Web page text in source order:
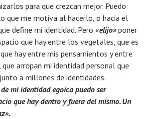
para que crezcan mejor. Puedo
que me motiva al hacerlo, o hacia el
define mi identidad. Pero «elijo»poner
que hay entre los vegetales, que es
hay entre mis pensamientos y entre
arropan mi identidad personal que
a millones de identidades.
mi identidad egoica puedo ser
que hay dentro y fuera del mismo. Un